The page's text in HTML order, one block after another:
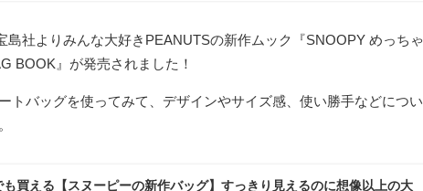
島社よりみんな大好きPEANUTSの新作ムック『SNOOPY めっちゃ
BOOK』が発売されました！
トバッグを使ってみて、デザインやサイズ感、使い勝手などについ
も買える【スヌーピーの新作バッグ】すっきり見えるのに想像以上の大